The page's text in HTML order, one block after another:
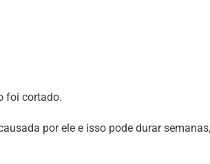
foi cortado.
por ele e isso pode durar semanas,